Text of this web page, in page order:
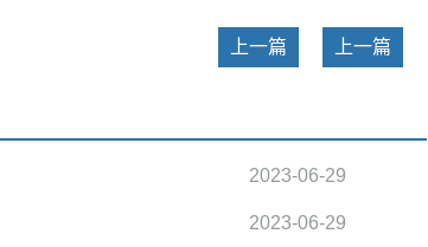
上一篇 上一篇
2023-06-29
2023-06-29